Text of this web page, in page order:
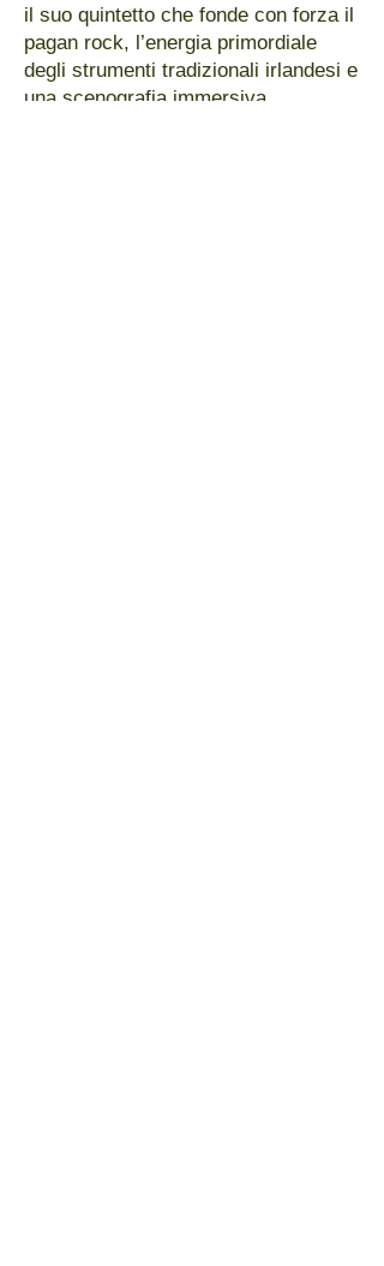
il suo quintetto che fonde con forza il
pagan rock, l’energia primordiale
degli strumenti tradizionali irlandesi e
una scenografia immersiva.